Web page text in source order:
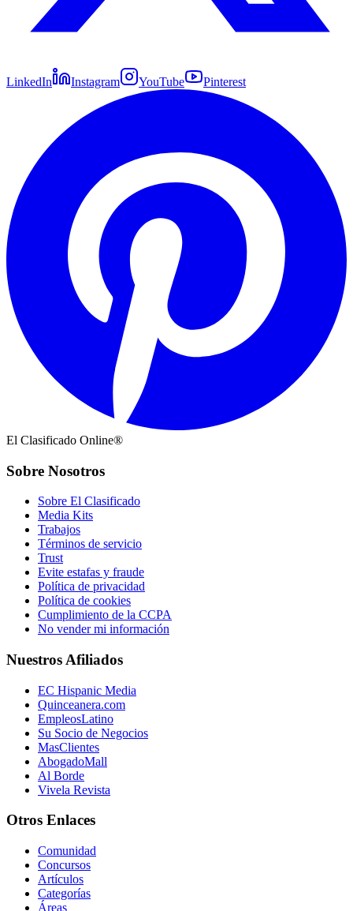
LinkedIn Instagram YouTube Pinterest
El Clasificado Online®
Sobre Nosotros
Sobre El Clasificado
Media Kits
Trabajos
Términos de servicio
Trust
Evite estafas y fraude
Política de privacidad
Política de cookies
Cumplimiento de la CCPA
No vender mi información
Nuestros Afiliados
EC Hispanic Media
Quinceanera.com
EmpleosLatino
Su Socio de Negocios
MasClientes
AbogadoMall
Al Borde
Vivela Revista
Otros Enlaces
Comunidad
Concursos
Artículos
Categorías
Áreas